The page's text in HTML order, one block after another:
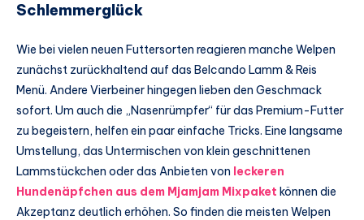
Schlemmerglück
Wie bei vielen neuen Futtersorten reagieren manche Welpen
zunächst zurückhaltend auf das Belcando Lamm & Reis
Menü. Andere Vierbeiner hingegen lieben den Geschmack
sofort. Um auch die „Nasenrümpfer“ für das Premium-Futter
zu begeistern, helfen ein paar einfache Tricks. Eine langsame
Umstellung, das Untermischen von klein geschnittenen
Lammstückchen oder das Anbieten von leckeren
Hundenäpfchen aus dem Mjamjam Mixpaket können die
Akzeptanz deutlich erhöhen. So finden die meisten Welpen